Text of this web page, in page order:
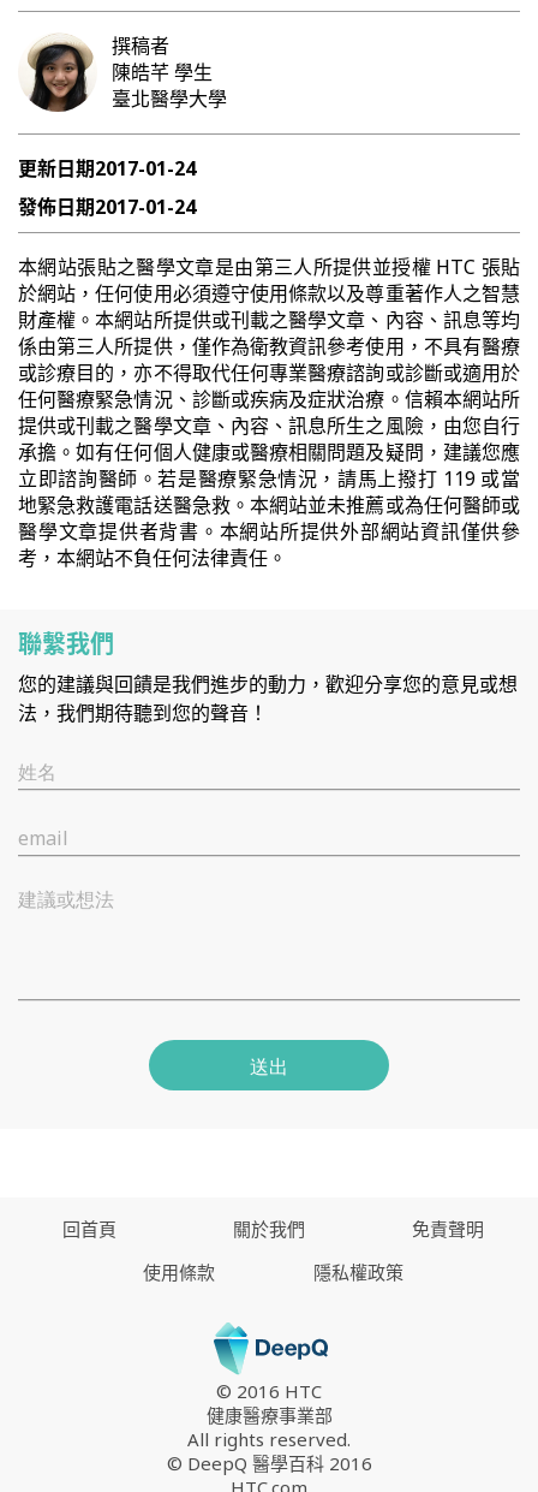
撰稿者
陳皓芊學生
臺北醫學大學
更新日期2017-01-24
發佈日期2017-01-24
本網站張貼之醫學文章是由第三人所提供並授權 HTC 張貼
於網站，任何使用必須遵守使用條款以及尊重著作人之智慧
財產權。本網站所提供或刊載之醫學文章、內容、訊息等均
係由第三人所提供，僅作為衛教資訊參考使用，不具有醫療
或診療目的，亦不得取代任何專業醫療諮詢或診斷或適用於
任何醫療緊急情況、診斷或疾病及症狀治療。信賴本網站所
提供或刊載之醫學文章、內容、訊息所生之風險，由您自行
承擔。如有任何個人健康或醫療相關問題及疑問，建議您應
立即諮詢醫師。若是醫療緊急情況，請馬上撥打 119 或當
地緊急救護電話送醫急救。本網站並未推薦或為任何醫師或
醫學文章提供者背書。本網站所提供外部網站資訊僅供參
考，本網站不負任何法律責任。
聯繫我們
您的建議與回饋是我們進步的動力，歡迎分享您的意見或想
法，我們期待聽到您的聲音！
姓名
email
建議或想法
送出
回首頁 關於我們
免責聲明
使用條款
隱私權政策
© 2016 HTC
健康醫療事業部
All rights reserved.
© DeepQ 醫學百科 2016
HTC.com